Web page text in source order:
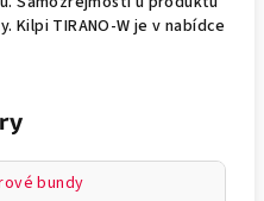
Kilpi TIRANO-W je v nabídce
bundy